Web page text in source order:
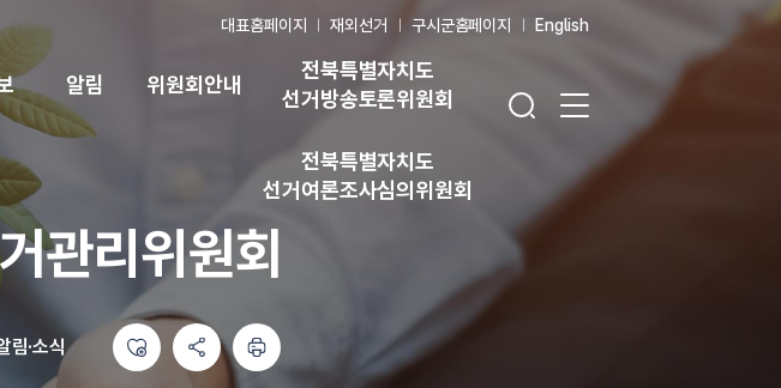
대표홈페이지 재외선거 구시군홈페이지 English
알림 위원회안내
전북특별자치도
선거방송토론위원회
전북특별자치도
선거여론조사심의위원회
관리위원회
림·소식